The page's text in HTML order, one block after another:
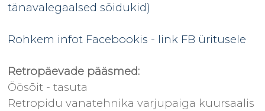
tänavalegaalsed sõidukid)
Rohkem infot Facebookis - link FB üritusele
Retropäevade pääsmed:
Öösõit - tasuta
Retropidu vanatehnika varjupaiga kuursaalis